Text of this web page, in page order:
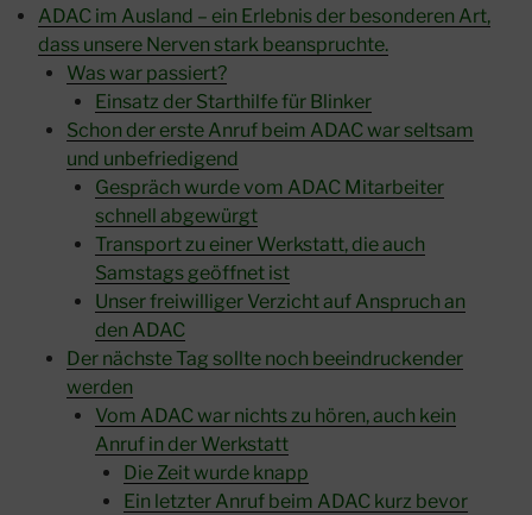
ADAC im Ausland – ein Erlebnis der besonderen Art,
dass unsere Nerven stark beanspruchte.
Was war passiert?
Einsatz der Starthilfe für Blinker
Schon der erste Anruf beim ADAC war seltsam
und unbefriedigend
Gespräch wurde vom ADAC Mitarbeiter
schnell abgewürgt
Transport zu einer Werkstatt, die auch
Samstags geöffnet ist
Unser freiwilliger Verzicht auf Anspruch an
den ADAC
Der nächste Tag sollte noch beeindruckender
werden
Vom ADAC war nichts zu hören, auch kein
Anruf in der Werkstatt
Die Zeit wurde knapp
Ein letzter Anruf beim ADAC kurz bevor